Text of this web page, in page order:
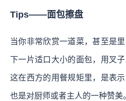
Tips——面包擦盘
当你非常欣赏一道菜，甚至是
下一片适口大小的面包，用叉
这在西方的用餐规矩里，是表
也是对厨师或者主人的一种赞美